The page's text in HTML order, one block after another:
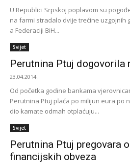
U Republici Srpskoj poplavom su
na farmi stradalo dvije trećine uzgojnih
a Federaciji BiH...
Svijet
Perutnina Ptuj dogovorila
23.04.2014.
Od početka godine bankama
Perutnina Ptuj plaća po milijun eura po
dio kamate odmah otplaćuju...
Svijet
Perutnina Ptuj pregovara
financijskih obveza